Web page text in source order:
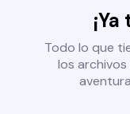
Todo lo que
los